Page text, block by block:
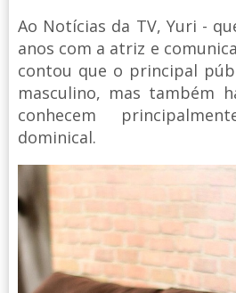
Ao Notícias da TV, Yuri -
anos com a atriz e
contou que o principal
masculino, mas também
conhecem
dominical.